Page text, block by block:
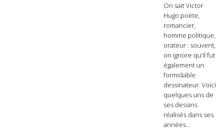
On sait Victor
Hugo poète,
romancier,
homme politique,
orateur : souvent,
on ignore qu'il fut
également un
formidable
dessinateur. Voici
quelques uns de
ses dessins
réalisés dans ses
années...